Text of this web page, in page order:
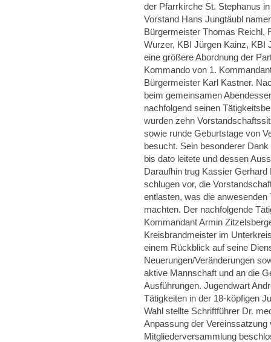
der Pfarrkirche St. Stephanus
Vorstand Hans Jungtäubl
Bürgermeister Thomas Reichl,
Wurzer, KBI Jürgen Kainz, KBI
eine größere Abordnung der
Kommando von 1.
Bürgermeister Karl Kastner.
beim gemeinsamen
nachfolgend seinen
wurden zehn
sowie runde Geburtstage von
besucht. Sein besonderer
bis dato leitete und dessen
Daraufhin trug Kassier
schlugen vor, die
entlasten, was die
machten. Der nachfolgende
Kommandant Armin
Kreisbrandmeister im
einem Rückblick auf seine
Neuerungen/Veränderungen
aktive Mannschaft und an die
Ausführungen. Jugendwart
Tätigkeiten in der 18-köpfigen
Wahl stellte Schriftführer Dr.
Anpassung der
Mitgliederversammlung